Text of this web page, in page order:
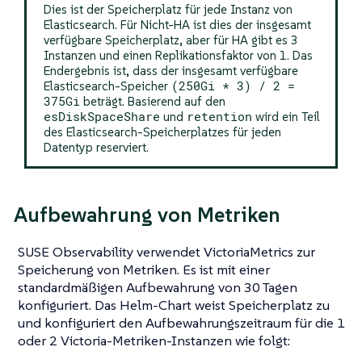
Dies ist der Speicherplatz für jede Instanz von
Elasticsearch. Für Nicht-HA ist dies der insgesamt
verfügbare Speicherplatz, aber für HA gibt es 3
Instanzen und einen Replikationsfaktor von 1. Das
Endergebnis ist, dass der insgesamt verfügbare
Elasticsearch-Speicher (250Gi * 3) / 2 =
375Gi beträgt. Basierend auf den
esDiskSpaceShare und retention wird ein Teil
des Elasticsearch-Speicherplatzes für jeden
Datentyp reserviert.
Aufbewahrung von Metriken
SUSE Observability verwendet VictoriaMetrics zur
Speicherung von Metriken. Es ist mit einer
standardmäßigen Aufbewahrung von 30 Tagen
konfiguriert. Das Helm-Chart weist Speicherplatz zu
und konfiguriert den Aufbewahrungszeitraum für die 1
oder 2 Victoria-Metriken-Instanzen wie folgt: